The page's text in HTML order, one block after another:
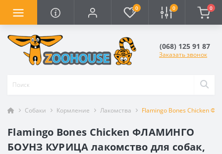
0 0 0
(068) 125 91 87
Заказать звонок
Собаки Кормление Лакомства Flamingo Bones Chicken
Flamingo Bones Chicken ФЛАМИНГО
БОУНЗ КУРИЦА лакомство для собак,